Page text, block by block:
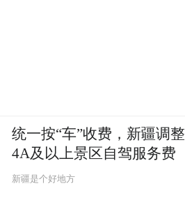
统一按“车”收费，新疆调整
4A及以上景区自驾服务费
新疆是个好地方